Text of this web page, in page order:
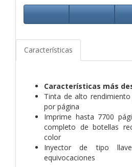
Características
Características más
Tinta de alto
por página
Imprime hasta 7700
completo de botellas
color
Inyector de tipo
equivocaciones